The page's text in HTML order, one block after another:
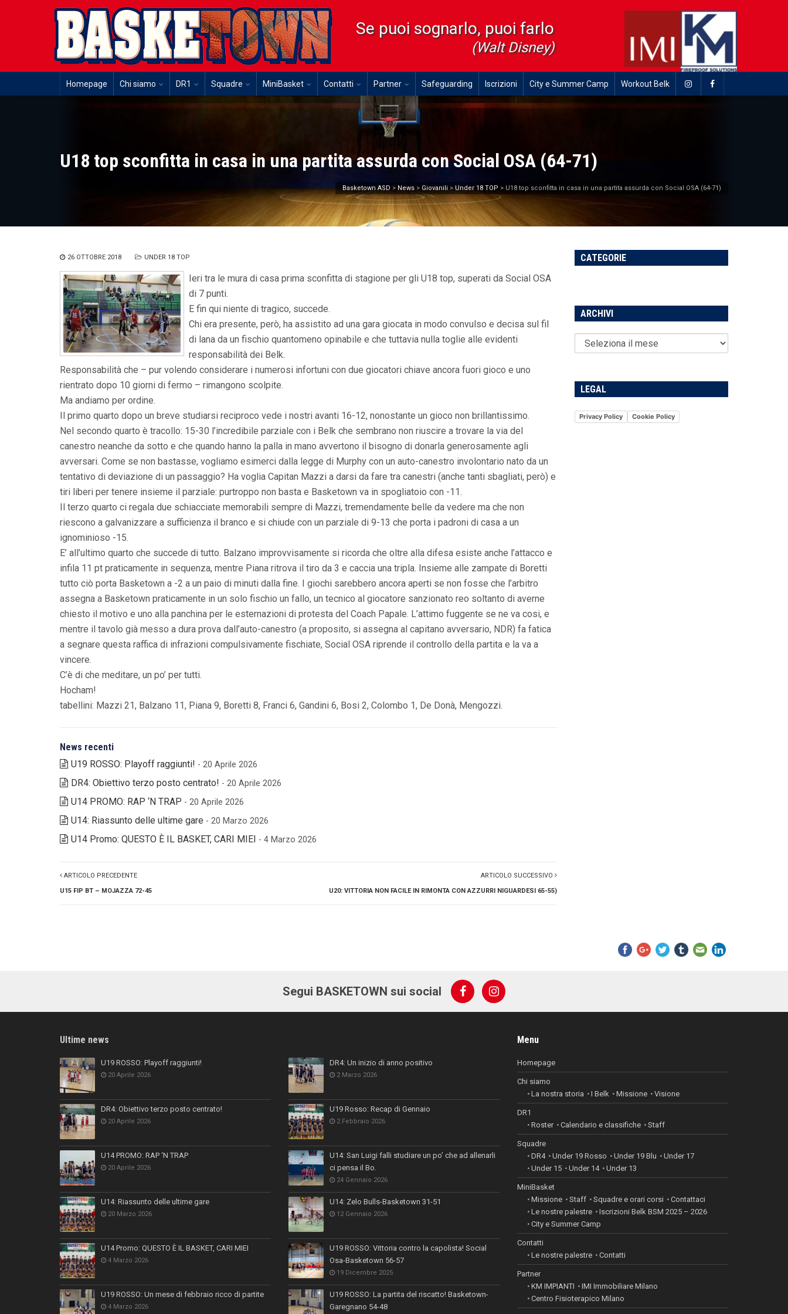
Se puoi sognarlo, puoi farlo
(Walt Disney)
Homepage Chi siamo DR1 Squadre MiniBasket Contatti Partner Safeguarding Iscrizioni City e Summer Camp Workout Belk
U18 top sconfitta in casa in una partita assurda con Social OSA (64-71)
Basketown ASD > News > Giovanili > Under 18 TOP > U18 top sconfitta in casa in una partita assurda con Social OSA (64-71)
26 OTTOBRE 2018 UNDER 18 TOP
Ieri tra le mura di casa prima sconfitta di stagione per gli U18 top, superati da Social OSA
di 7 punti.
E fin qui niente di tragico, succede.
Chi era presente, però, ha assistito ad una gara giocata in modo convulso e decisa sul fil
di lana da un fischio quantomeno opinabile e che tuttavia nulla toglie alle evidenti
responsabilità dei Belk.
Responsabilità che – pur volendo considerare i numerosi infortuni con due giocatori chiave ancora fuori gioco e uno
rientrato dopo 10 giorni di fermo – rimangono scolpite.
Ma andiamo per ordine.
Il primo quarto dopo un breve studiarsi reciproco vede i nostri avanti 16-12, nonostante un gioco non brillantissimo.
Nel secondo quarto è tracollo: 15-30 l’incredibile parziale con i Belk che sembrano non riuscire a trovare la via del
canestro neanche da sotto e che quando hanno la palla in mano avvertono il bisogno di donarla generosamente agli
avversari. Come se non bastasse, vogliamo esimerci dalla legge di Murphy con un auto-canestro involontario nato da un
tentativo di deviazione di un passaggio? Ha voglia Capitan Mazzi a darsi da fare tra canestri (anche tanti sbagliati, però) e
tiri liberi per tenere insieme il parziale: purtroppo non basta e Basketown va in spogliatoio con -11.
Il terzo quarto ci regala due schiacciate memorabili sempre di Mazzi, tremendamente belle da vedere ma che non
riescono a galvanizzare a sufficienza il branco e si chiude con un parziale di 9-13 che porta i padroni di casa a un
ignominioso -15.
E’ all’ultimo quarto che succede di tutto. Balzano improvvisamente si ricorda che oltre alla difesa esiste anche l’attacco e
infila 11 pt praticamente in sequenza, mentre Piana ritrova il tiro da 3 e caccia una tripla. Insieme alle zampate di Boretti
tutto ciò porta Basketown a -2 a un paio di minuti dalla fine. I giochi sarebbero ancora aperti se non fosse che l’arbitro
assegna a Basketown praticamente in un solo fischio un fallo, un tecnico al giocatore sanzionato reo soltanto di averne
chiesto il motivo e uno alla panchina per le esternazioni di protesta del Coach Papale. L’attimo fuggente se ne va cosi, e
mentre il tavolo già messo a dura prova dall’auto-canestro (a proposito, si assegna al capitano avversario, NDR) fa fatica
a segnare questa raffica di infrazioni compulsivamente fischiate, Social OSA riprende il controllo della partita e la va a
vincere.
C’è di che meditare, un po’ per tutti.
Hocham!
tabellini: Mazzi 21, Balzano 11, Piana 9, Boretti 8, Franci 6, Gandini 6, Bosi 2, Colombo 1, De Donà, Mengozzi.
News recenti
U19 ROSSO: Playoff raggiunti! - 20 Aprile 2026
DR4: Obiettivo terzo posto centrato! - 20 Aprile 2026
U14 PROMO: RAP ‘N TRAP - 20 Aprile 2026
U14: Riassunto delle ultime gare - 20 Marzo 2026
U14 Promo: QUESTO È IL BASKET, CARI MIEI - 4 Marzo 2026
ARTICOLO PRECEDENTE
U15 FIP BT – MOJAZZA 72-45
ARTICOLO SUCCESSIVO
U20: VITTORIA NON FACILE IN RIMONTA CON AZZURRI NIGUARDESI 65-55)
CATEGORIE
ARCHIVI
LEGAL
Privacy Policy Cookie Policy
Segui BASKETOWN sui social
Ultime news
U19 ROSSO: Playoff raggiunti!
20 Aprile 2026
DR4: Obiettivo terzo posto centrato!
20 Aprile 2026
U14 PROMO: RAP ‘N TRAP
20 Aprile 2026
U14: Riassunto delle ultime gare
20 Marzo 2026
U14 Promo: QUESTO È IL BASKET, CARI MIEI
4 Marzo 2026
U19 ROSSO: Un mese di febbraio ricco di partite
4 Marzo 2026
DR4: Un inizio di anno positivo
2 Marzo 2026
U19 Rosso: Recap di Gennaio
2 Febbraio 2026
U14: San Luigi falli studiare un po’ che ad allenarli
ci pensa il Bo.
24 Gennaio 2026
U14: Zelo Bulls-Basketown 31-51
12 Gennaio 2026
U19 ROSSO: Vittoria contro la capolista! Social
Osa-Basketown 56-57
19 Dicembre 2025
U19 ROSSO: La partita del riscatto! Basketown-
Garegnano 54-48
Menu
Homepage
Chi siamo
La nostra storia
I Belk Missione Visione
DR1
Roster
Calendario e classifiche Staff
Squadre
DR4
Under 19 Rosso Under 19 Blu
Under 17
Under 15
Under 14 Under 13
MiniBasket
Missione
Staff Squadre e orari corsi
Contattaci
Le nostre palestre
Iscrizioni Belk BSM 2025 – 2026
City e Summer Camp
Contatti
Le nostre palestre
Contatti
Partner
KM IMPIANTI
IMI Immobiliare Milano
Centro Fisioterapico Milano